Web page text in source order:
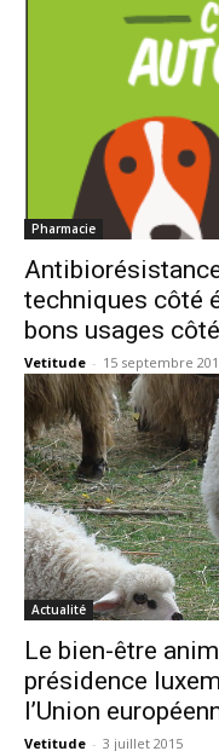
Pharmacie
techniques côté
bons usages
Vetitude - 15 septembre
Actualité
Le bien-être
présidence
l’Union
Vetitude - 3 juillet 2015